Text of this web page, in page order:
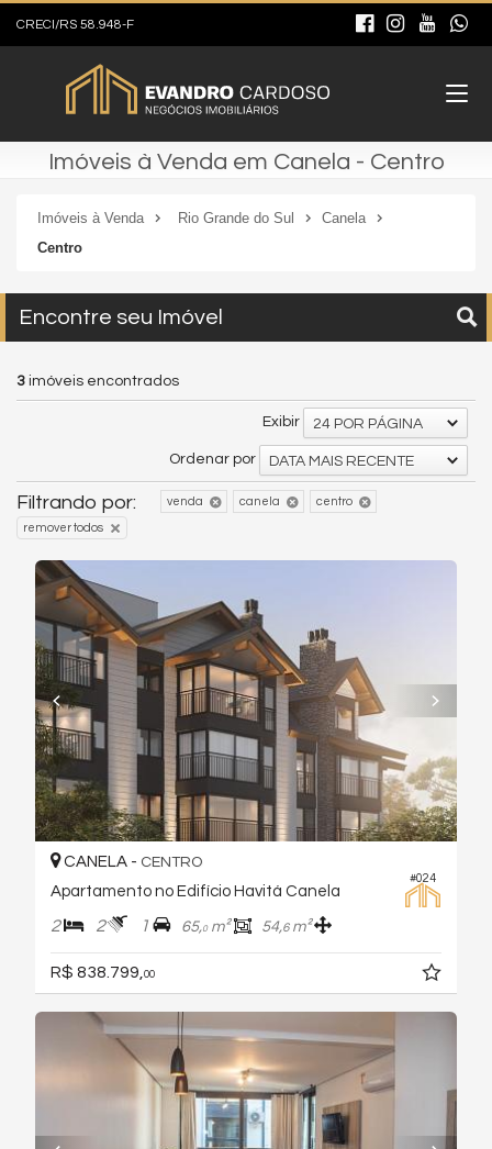
CRECI/RS 58.948-F
Imóveis à Venda em Canela - Centro
Imóveis à Venda Rio Grande do Sul
Canela
Centro
Encontre seu Imóvel
3 imóveis encontrados
Exibir 24 POR PÁGINA
Ordenar por DATA MAIS RECENTE
Filtrando por: venda canela centro
remover todos
#024
CANELA - CENTRO
Apartamento no Edifício Havitá Canela
2 2 1 65,0m² 54,6m²
R$ 838.799, 00